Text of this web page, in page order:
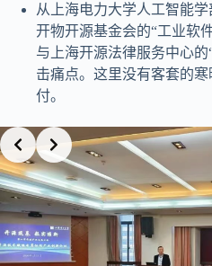
从上海电力大学人工智能
开物开源基金会的“工业软
与上海开源法律服务中心
击痛点。这里没有客套的
付。
Slide 4 of 6